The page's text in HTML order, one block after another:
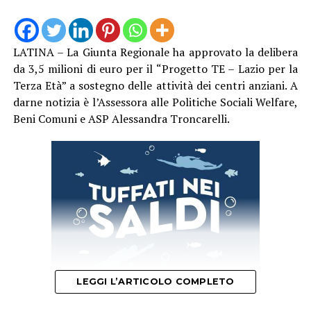
sportivo, individuati con l’Avviso.
successivo Avviso, pubblicato da Sport e Salute
risultati idonei. Il ruolo diSport e Salute
sarà infatti
quello di gestire i fondi e raccogliere le istanze delle
LATINA – La Giunta Regionale ha approvato la delibera
da 3,5 milioni di euro per il “Progetto TE – Lazio per la
Terza Età” a sostegno delle attività dei centri anziani. A
darne notizia è l’Assessora alle Politiche Sociali Welfare,
Beni Comuni e ASP Alessandra Troncarelli.
LEGGI L’ARTICOLO COMPLETO